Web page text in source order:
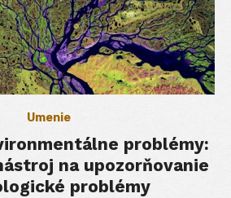
Umenie
problémy:
na upozorňovanie
problémy